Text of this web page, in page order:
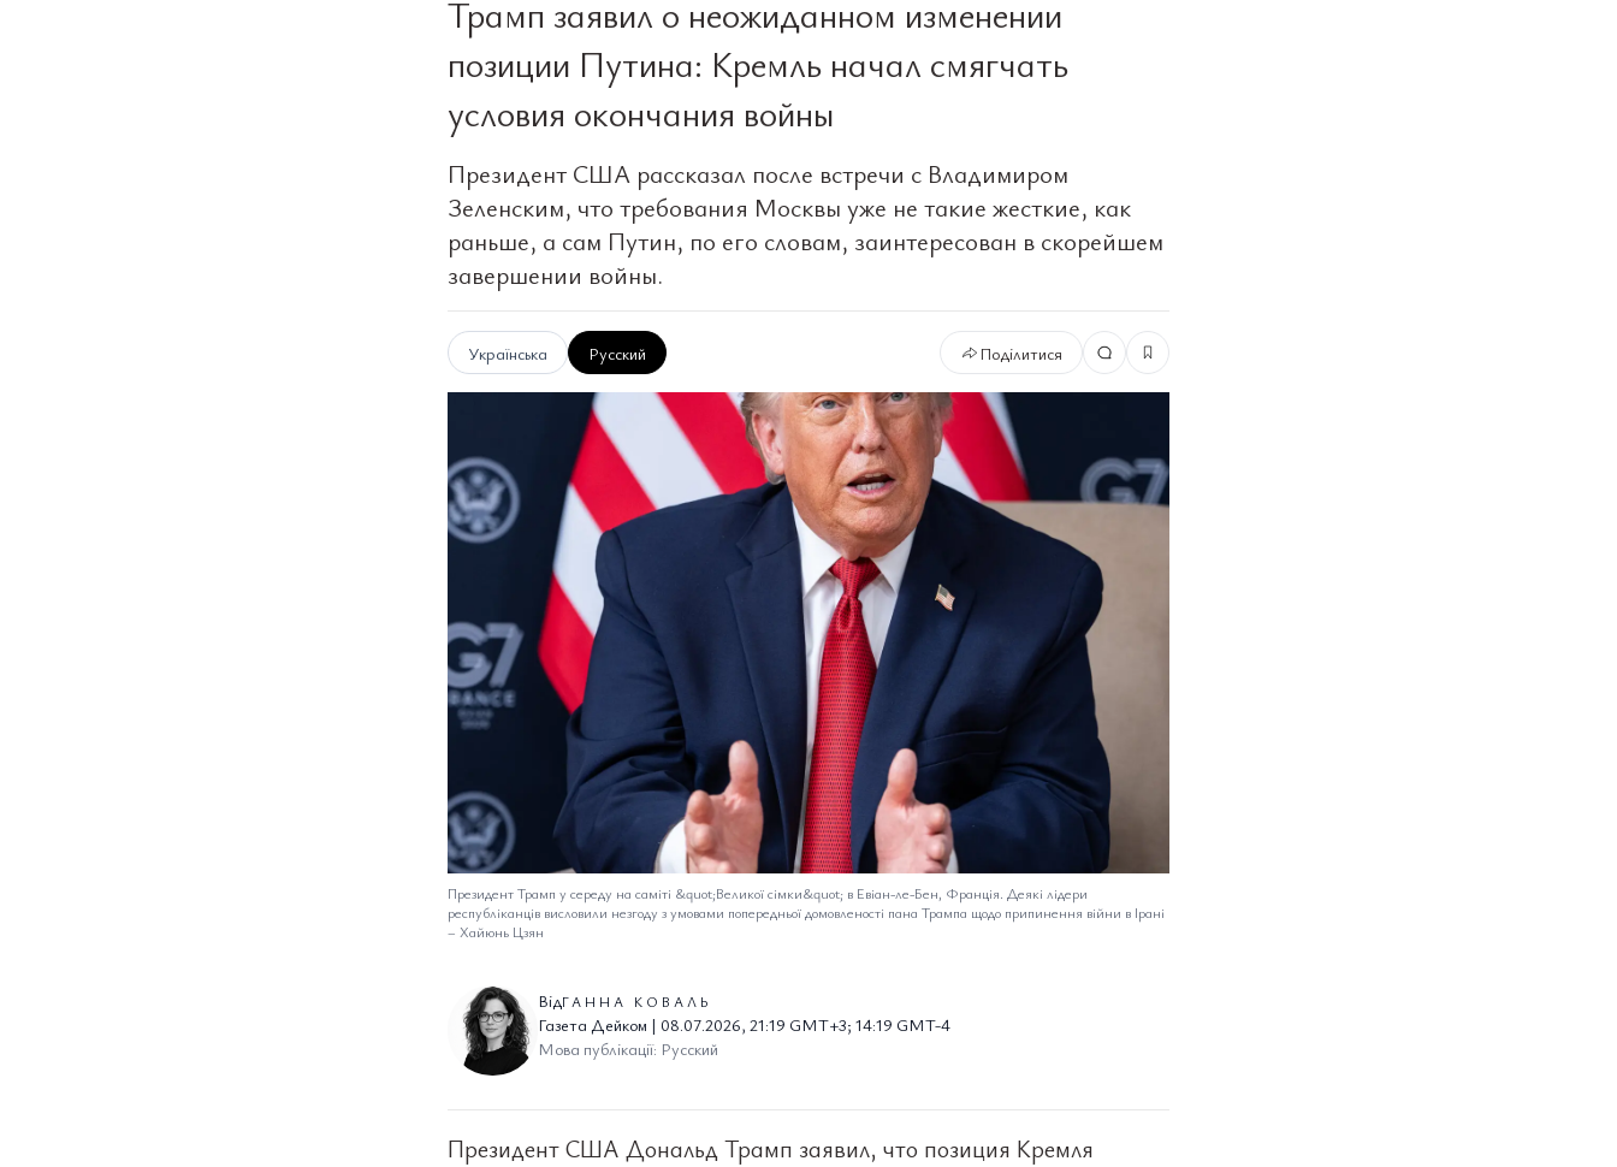
Трамп заявил о неожиданном изменении
позиции Путина: Кремль начал смягчать
условия окончания войны
Президент США рассказал после встречи с Владимиром
Зеленским, что требования Москвы уже не такие жесткие, как
раньше, а сам Путин, по его словам, заинтересован в скорейшем
завершении войны.
Українська Русский Поділитися
Президент Трамп у середу на саміті &quot;Великої сімки&quot; в Евіан-ле-Бен, Франція. Деякі лідери
республіканців висловили незгоду з умовами попередньої домовленості пана Трампа щодо припинення війни в Ірані
– Хайюнь Цзян
ВідГАННА КОВАЛЬ
Газета Дейком | 08.07.2026, 21:19 GMT+3; 14:19 GMT-4
Мова публікації: Русский
Президент США Дональд Трамп заявил, что позиция Кремля